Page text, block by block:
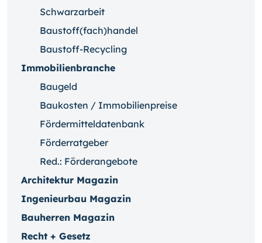
Schwarzarbeit
Baustoff(fach)handel
Baustoff-Recycling
Immobilienbranche
Baugeld
Baukosten / Immobilienpreise
Fördermitteldatenbank
Förderratgeber
Red.: Förderangebote
Architektur Magazin
Ingenieurbau Magazin
Bauherren Magazin
Recht + Gesetz